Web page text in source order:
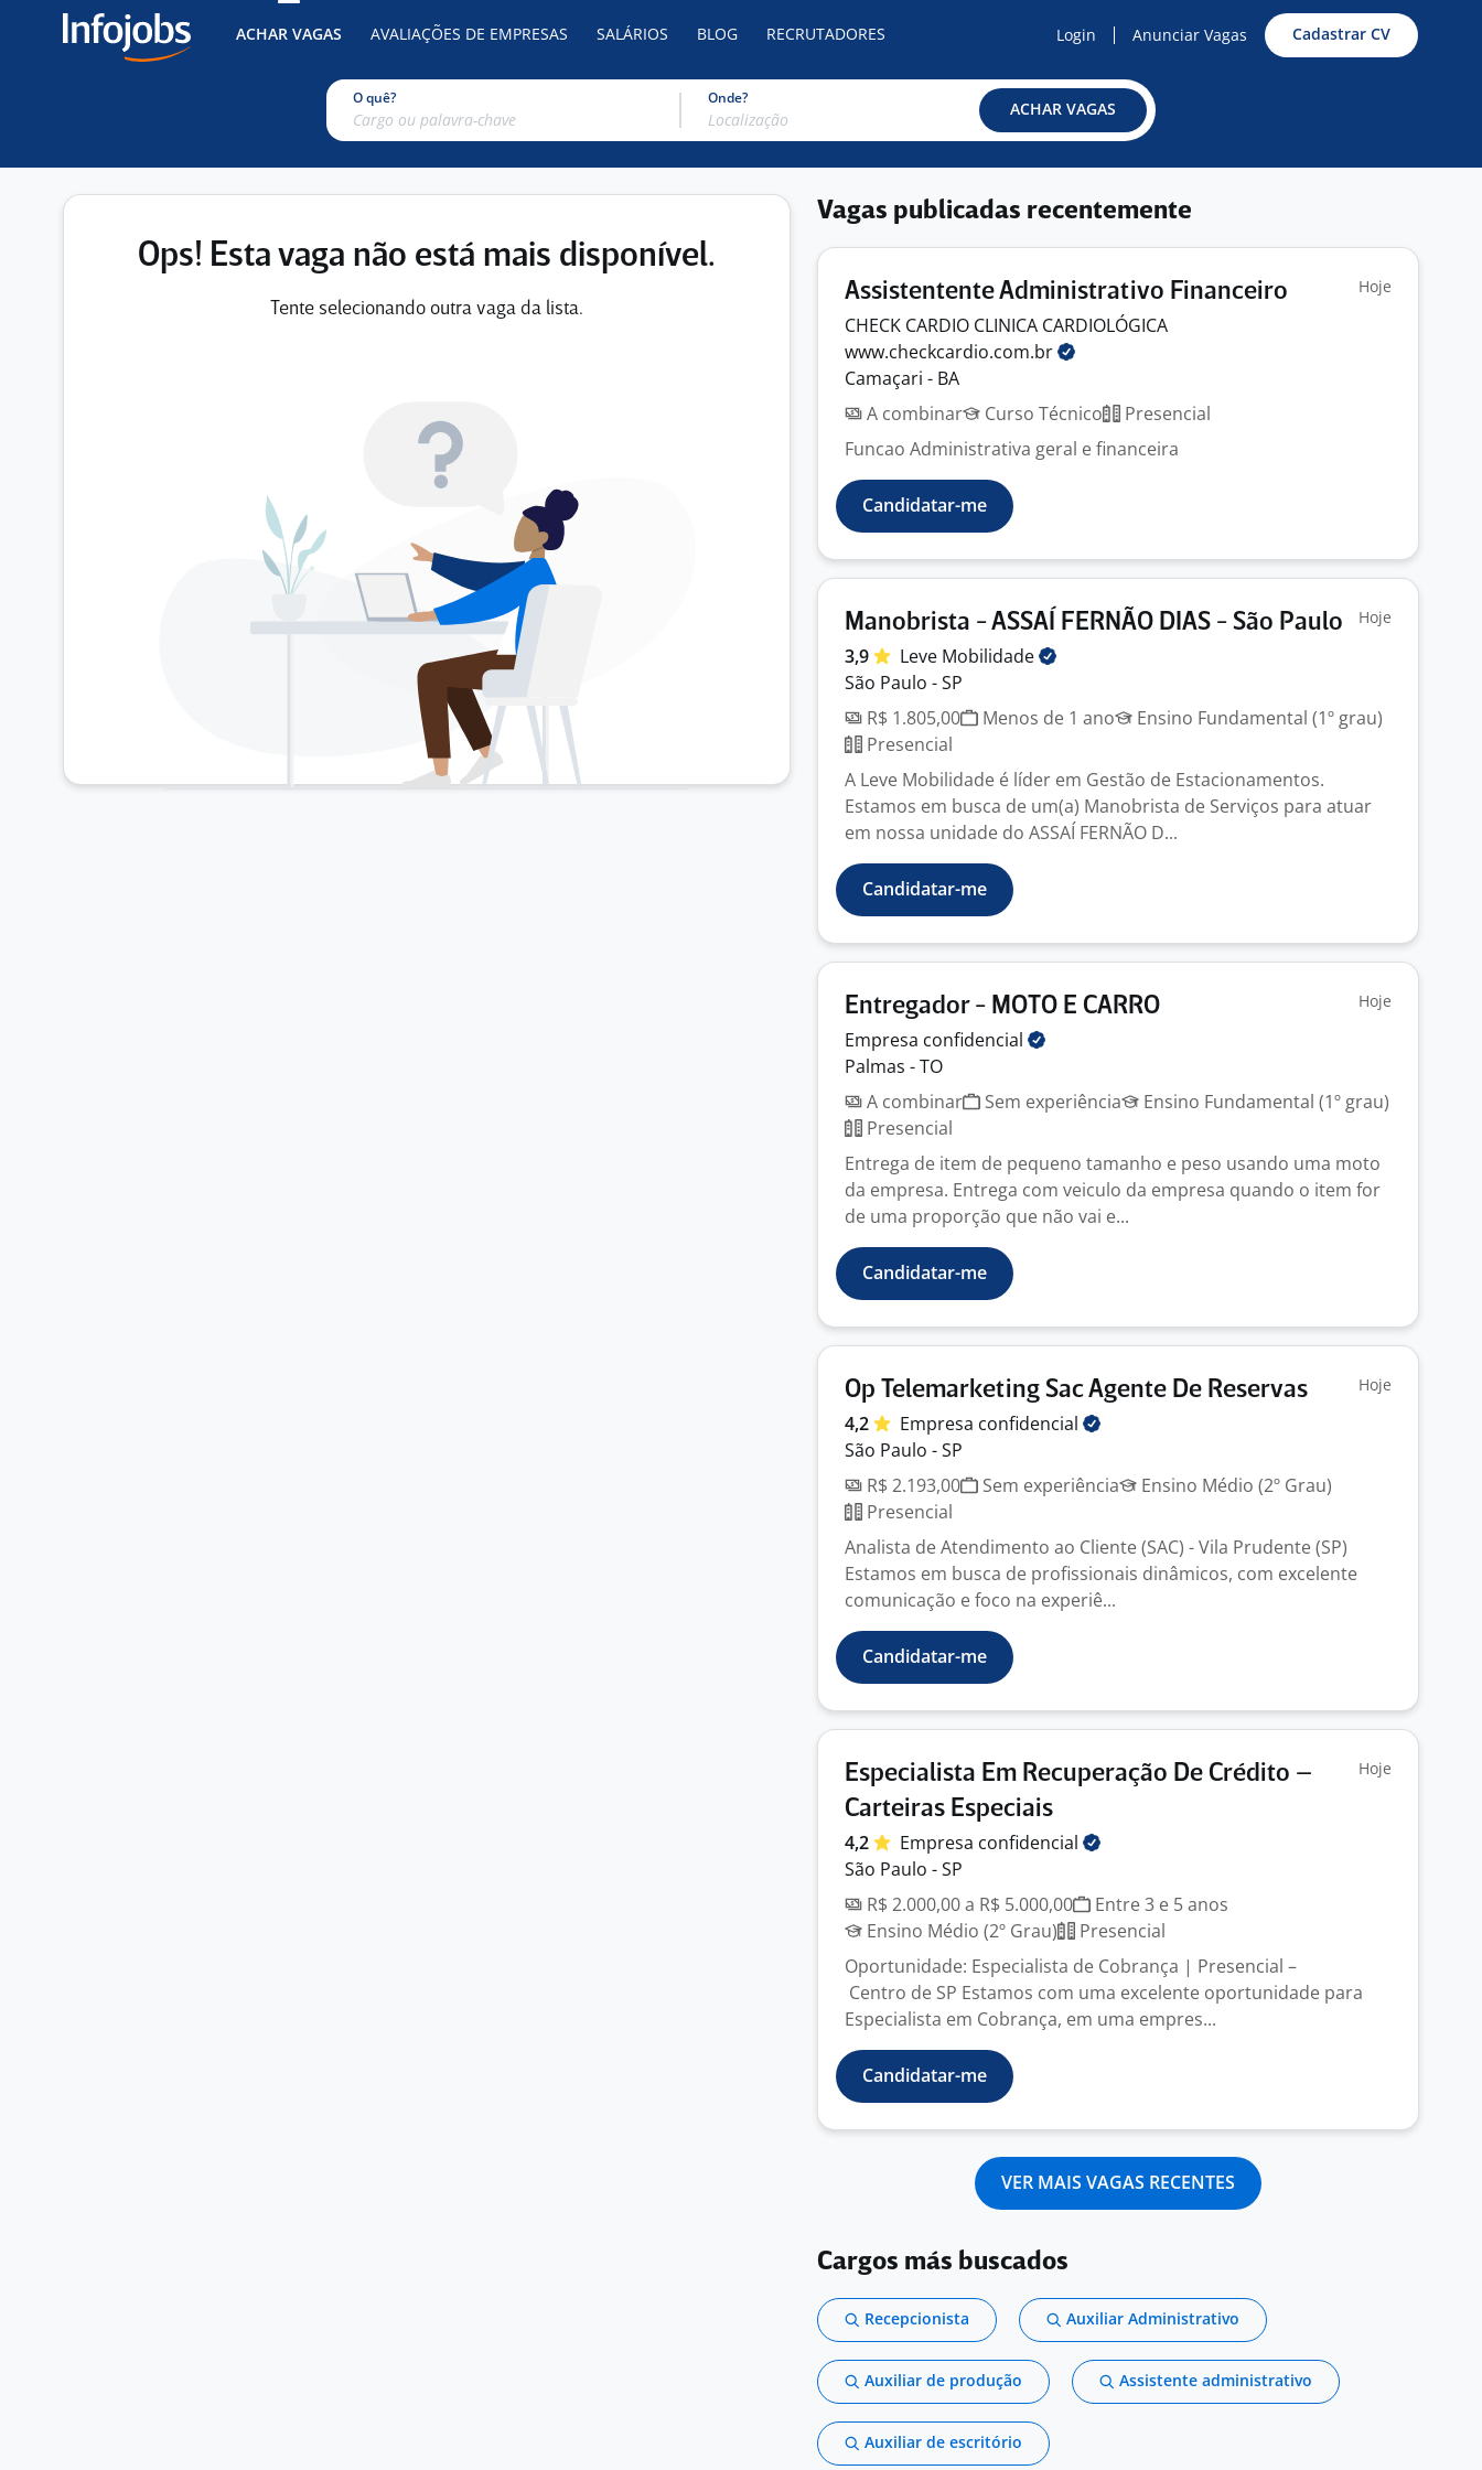
ACHAR VAGAS AVALIAÇÕES DE EMPRESAS SALÁRIOS BLOG RECRUTADORES Login Anunciar Vagas Cadastrar CV
O quê? Onde?
ACHAR VAGAS
Ops! Esta vaga não está mais disponível.
Tente selecionando outra vaga da lista.
Vagas publicadas recentemente
Assistentente Administrativo Financeiro Hoje
CHECK CARDIO CLINICA CARDIOLÓGICA
www.checkcardio.com.br
Camaçari - BA
A combinar
Curso Técnico
Presencial
Funcao Administrativa geral e financeira
Candidatar-me
Manobrista - ASSAÍ FERNÃO DIAS - São Paulo Hoje
3,9 Leve Mobilidade
São Paulo - SP
R$ 1.805,00
Menos de 1 ano
Ensino Fundamental (1º grau)
Presencial
A Leve Mobilidade é líder em Gestão de Estacionamentos.
Estamos em busca de um(a) Manobrista de Serviços para atuar
em nossa unidade do ASSAÍ FERNÃO D...
Candidatar-me
Entregador - MOTO E CARRO Hoje
Empresa confidencial
Palmas - TO
A combinar
Sem experiência
Ensino Fundamental (1º grau)
Presencial
Entrega de item de pequeno tamanho e peso usando uma moto
da empresa. Entrega com veiculo da empresa quando o item for
de uma proporção que não vai e...
Candidatar-me
Op Telemarketing Sac Agente De Reservas Hoje
4,2 Empresa confidencial
São Paulo - SP
R$ 2.193,00
Sem experiência
Ensino Médio (2º Grau)
Presencial
Analista de Atendimento ao Cliente (SAC) - Vila Prudente (SP)
Estamos em busca de profissionais dinâmicos, com excelente
comunicação e foco na experiê...
Candidatar-me
Especialista Em Recuperação De Crédito –
Carteiras Especiais
Hoje
4,2 Empresa confidencial
São Paulo - SP
R$ 2.000,00 a R$ 5.000,00
Entre 3 e 5 anos
Ensino Médio (2º Grau)
Presencial
Oportunidade: Especialista de Cobrança | Presencial –
Centro de SP Estamos com uma excelente oportunidade para
Especialista em Cobrança, em uma empres...
Candidatar-me
VER MAIS VAGAS RECENTES
Cargos más buscados
Recepcionista Auxiliar Administrativo
Auxiliar de produção Assistente administrativo
Auxiliar de escritório